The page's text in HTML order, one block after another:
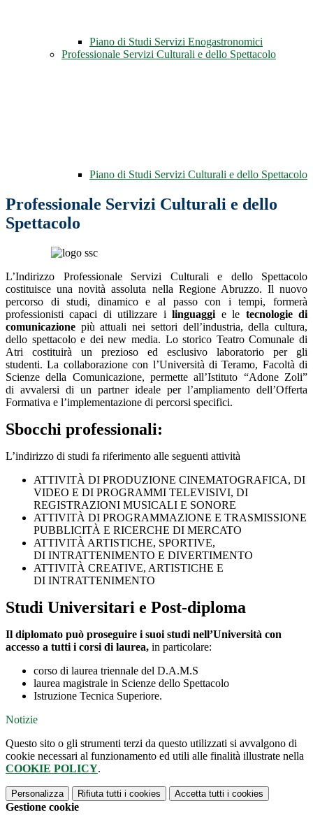
Piano di Studi Servizi Enogastronomici
Professionale Servizi Culturali e dello Spettacolo
Piano di Studi Servizi Culturali e dello Spettacolo
Professionale Servizi Culturali e dello
Spettacolo
L’Indirizzo Professionale Servizi Culturali e dello Spettacolo
costituisce una novità assoluta nella Regione Abruzzo. Il nuovo
percorso di studi, dinamico e al passo con i tempi, formerà
professionisti capaci di utilizzare ilinguaggi e le tecnologie di
comunicazione più attuali nei settori dell’industria, della cultura,
dello spettacolo e dei new media. Lo storico Teatro Comunale di
Atri costituirà un prezioso ed esclusivo laboratorio per gli
studenti. La collaborazione con l’Università di Teramo, Facoltà di
Scienze della Comunicazione, permette all’Istituto “Adone Zoli”
di avvalersi di un partner ideale per l’ampliamento dell’Offerta
Formativa e l’implementazione di percorsi specifici.
Sbocchi professionali:
L’indirizzo di studi fa riferimento alle seguenti attività
ATTIVITÀ DI PRODUZIONE CINEMATOGRAFICA, DI
VIDEO E DI PROGRAMMI TELEVISIVI, DI
REGISTRAZIONI MUSICALI E SONORE
ATTIVITÀ DI PROGRAMMAZIONE E TRASMISSIONE
PUBBLICITÀ E RICERCHE DI MERCATO
ATTIVITÀ ARTISTICHE, SPORTIVE,
DI INTRATTENIMENTO E DIVERTIMENTO
ATTIVITÀ CREATIVE, ARTISTICHE E
DI INTRATTENIMENTO
Studi Universitari e Post-diploma
Il diplomato può proseguire i suoi studi nell’Università con
accesso a tutti i corsi di laurea, in particolare:
corso di laurea triennale del D.A.M.S
laurea magistrale in Scienze dello Spettacolo
Istruzione Tecnica Superiore.
Notizie
Questo sito o gli strumenti terzi da questo utilizzati si avvalgono di
cookie necessari al funzionamento ed utili alle finalità illustrate nella
COOKIE POLICY.
Personalizza Rifiuta tutti i cookies Accetta tutti i cookies
Gestione cookie